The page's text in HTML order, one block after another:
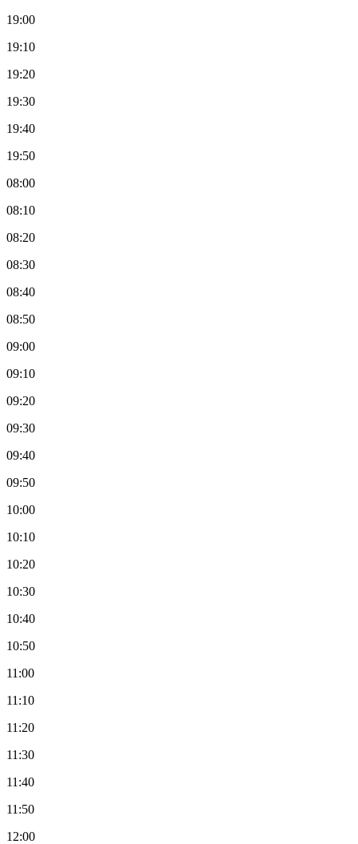
19:00
19:10
19:20
19:30
19:40
19:50
08:00
08:10
08:20
08:30
08:40
08:50
09:00
09:10
09:20
09:30
09:40
09:50
10:00
10:10
10:20
10:30
10:40
10:50
11:00
11:10
11:20
11:30
11:40
11:50
12:00